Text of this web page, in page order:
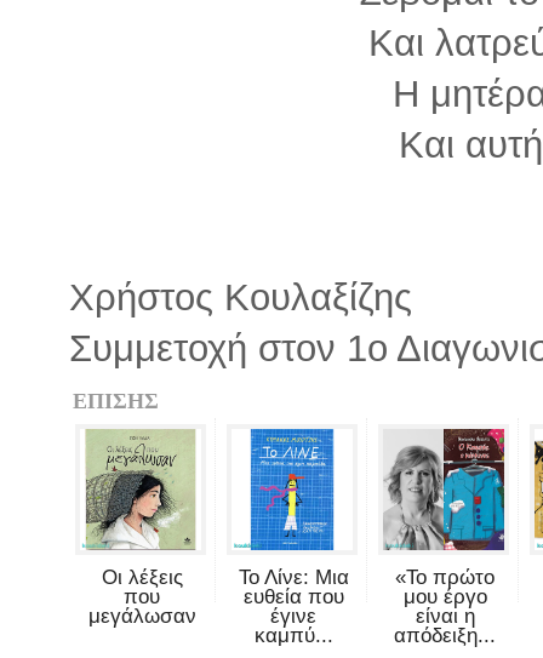
Και
Η
Και
Χρήστος Κουλαξίζης
Συμμετοχή στον 1ο
ΕΠΙΣΗΣ
Οι λέξεις
που
μεγάλωσαν
Το Λίνε: Μια
ευθεία που
έγινε
καμπύ...
«Το πρώτο
μου έργο
είναι η
απόδειξη...